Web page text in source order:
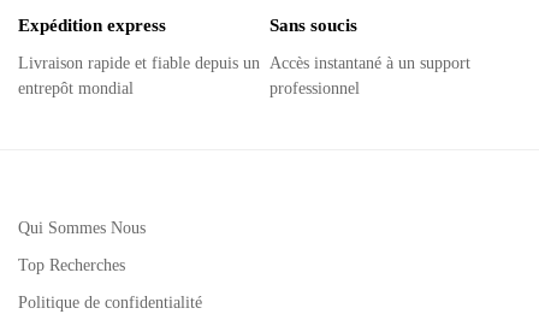
Expédition express
Livraison rapide et fiable depuis un
entrepôt mondial
Sans soucis
Accès instantané à un support
professionnel
Qui Sommes Nous
Top Recherches
Politique de confidentialité